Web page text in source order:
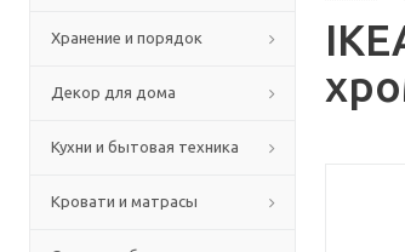
Хранение и порядок
Декор для дома
Кухни и бытовая техника
Кровати и матрасы